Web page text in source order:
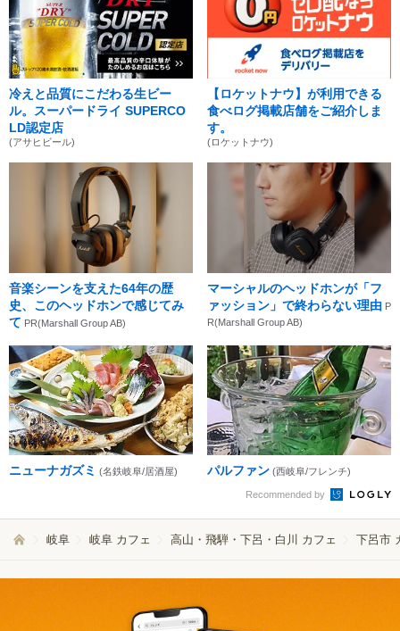
冷えと品質にこだわる生ビー
ル。スーパードライ SUPERCO
LD認定店
(アサヒビール)
【ロケットナウ】が利用できる
食べログ掲載店舗をご紹介しま
す。
(ロケットナウ)
音楽シーンを支えた64年の歴
史、このヘッドホンで感じてみ
て PR(Marshall Group AB)
マーシャルのヘッドホンが「フ
ァッション」で終わらない理由 P
R(Marshall Group AB)
ニューナガズミ (名鉄岐阜/居酒屋) パルファン (西岐阜/フレンチ)
Recommended by
岐阜 岐阜 カフェ 高山・飛騨・下呂・白川 カフェ 下呂市